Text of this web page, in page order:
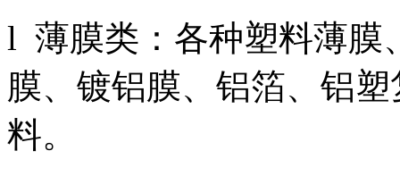
l 薄膜类：各种塑料薄膜
膜、镀铝膜、铝箔、铝
料。